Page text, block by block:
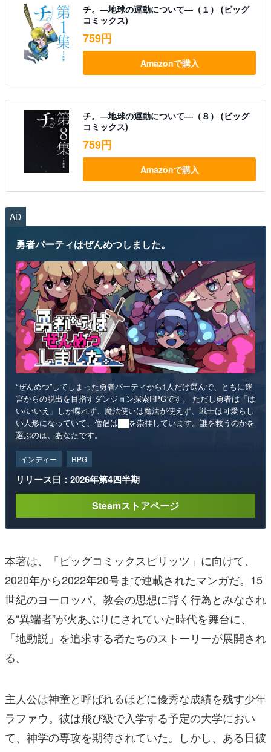
チ。―地球の運動について―（１） (ビッグ
コミックス)
759円
Amazonで購入
チ。―地球の運動について―（８） (ビッグ
コミックス)
759円
Amazonで購入
AD
勇者パーティはぜんめつしました。
“ぜんめつ”してしまった勇者パーティから1人だけ選んで、ともに迷
宮からの脱出を目指すダンジョン探索RPGです。 ただし勇者は「は
い/いいえ」しか喋れず、魔法使いは魔法が使えず、戦士は可愛らし
い人形になっていて、僧侶は██を崇拝しています。誰を救うのかを
選ぶのは、あなたです。
インディー RPG
リリース日：2026年第4四半期
Steamストアページ
本著は、「ビッグコミックスピリッツ」に向けて、
2020年から2022年20号まで連載されたマンガだ。15
世紀のヨーロッパ、教会の思想に背く行為とみなされ
る“異端者”が火あぶりにされていた時代を舞台に、
「地動説」を追求する者たちのストーリーが展開され
る。
主人公は神童と呼ばれるほどに優秀な成績を残す少年
ラファウ。彼は飛び級で入学する予定の大学におい
て、神学の専攻を期待されていた。しかし、ある日彼